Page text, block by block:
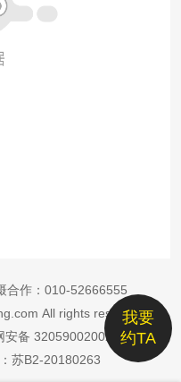
我要
约TA
合作： 010-52666555
All rights reserved
安备 32059002002885号
苏B2-20180263